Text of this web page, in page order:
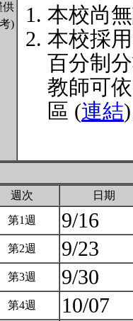
供
)
本校尚
本校採
百分制
教師可
區 (連結)
週次 日期
第1週 9/16
第2週 9/23
第3週 9/30
第4週 10/07